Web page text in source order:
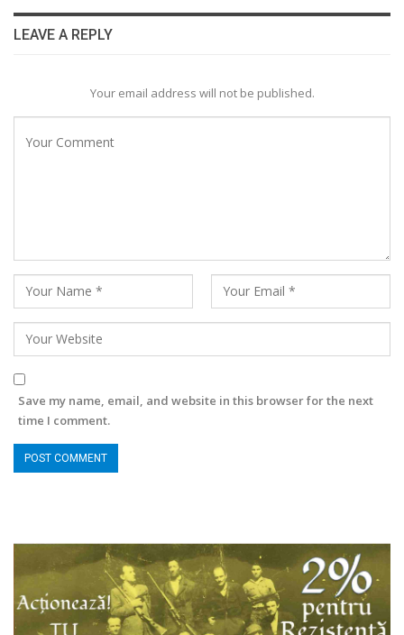
LEAVE A REPLY
Your email address will not be published.
Save my name, email, and website in this browser for the next
time I comment.